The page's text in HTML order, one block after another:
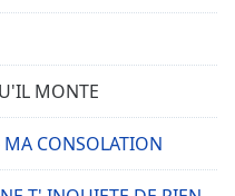
MONTE
CONSOLATION